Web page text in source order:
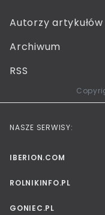
Autorzy artykułów
Archiwum
RSS
NASZE SERWISY:
IBERION.COM
ROLNIKINFO.PL
GONIEC.PL